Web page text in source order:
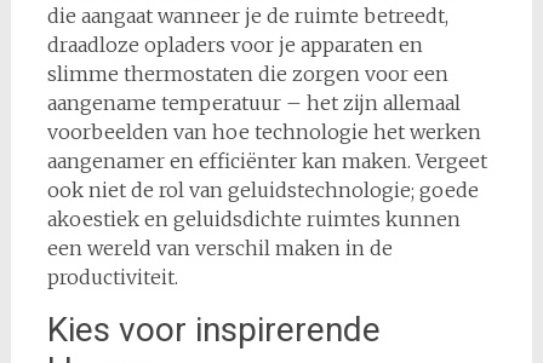
die aangaat wanneer je de ruimte betreedt,
draadloze opladers voor je apparaten en
slimme thermostaten die zorgen voor een
aangename temperatuur – het zijn allemaal
voorbeelden van hoe technologie het werken
aangenamer en efficiënter kan maken. Vergeet
ook niet de rol van geluidstechnologie; goede
akoestiek en geluidsdichte ruimtes kunnen
een wereld van verschil maken in de
productiviteit.
Kies voor inspirerende